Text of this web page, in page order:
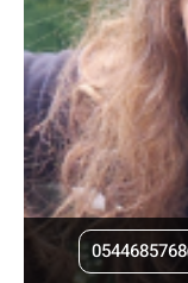
0544685768